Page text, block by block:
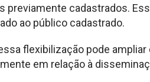
previamente cadastrados.
ao público cadastrado.
flexibilização pode
em relação à